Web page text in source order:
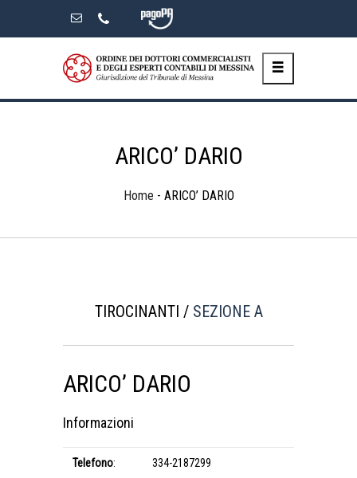
ARICO’ DARIO
Home - ARICO’ DARIO
TIROCINANTI / SEZIONE A
ARICO’ DARIO
Informazioni
Telefono: 334-2187299